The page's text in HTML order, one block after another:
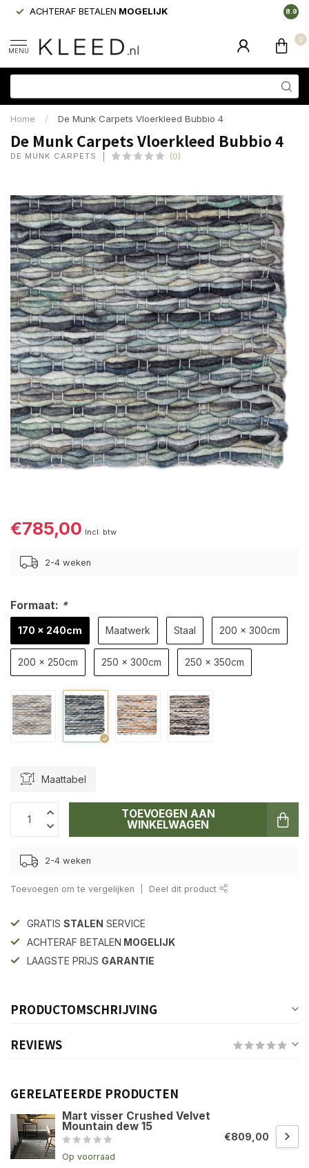
ACHTERAF BETALEN MOGELIJK 8.9
MENU
0
Home / De Munk Carpets Vloerkleed Bubbio 4
De Munk Carpets Vloerkleed Bubbio 4
DE MUNK CARPETS (0)
€785,00 Incl. btw
2-4 weken
Formaat: *
170 x 240cm Maatwerk Staal 200 x 300cm
200 x 250cm 250 x 300cm 250 x 350cm
Maattabel
TOEVOEGEN AAN
WINKELWAGEN
2-4 weken
Toevoegen om te vergelijken Deel dit product
GRATIS STALEN SERVICE
ACHTERAF BETALEN MOGELIJK
LAAGSTE PRIJS GARANTIE
PRODUCTOMSCHRIJVING
REVIEWS
GERELATEERDE PRODUCTEN
Mart visser Crushed Velvet
Mountain dew 15
Op voorraad
€809,00